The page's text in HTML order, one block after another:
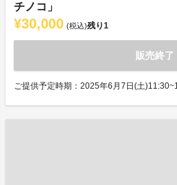
チノコ」
¥30,000 (税込)残り1
販売終了
ご提供予定時期：2025年6月7日(土